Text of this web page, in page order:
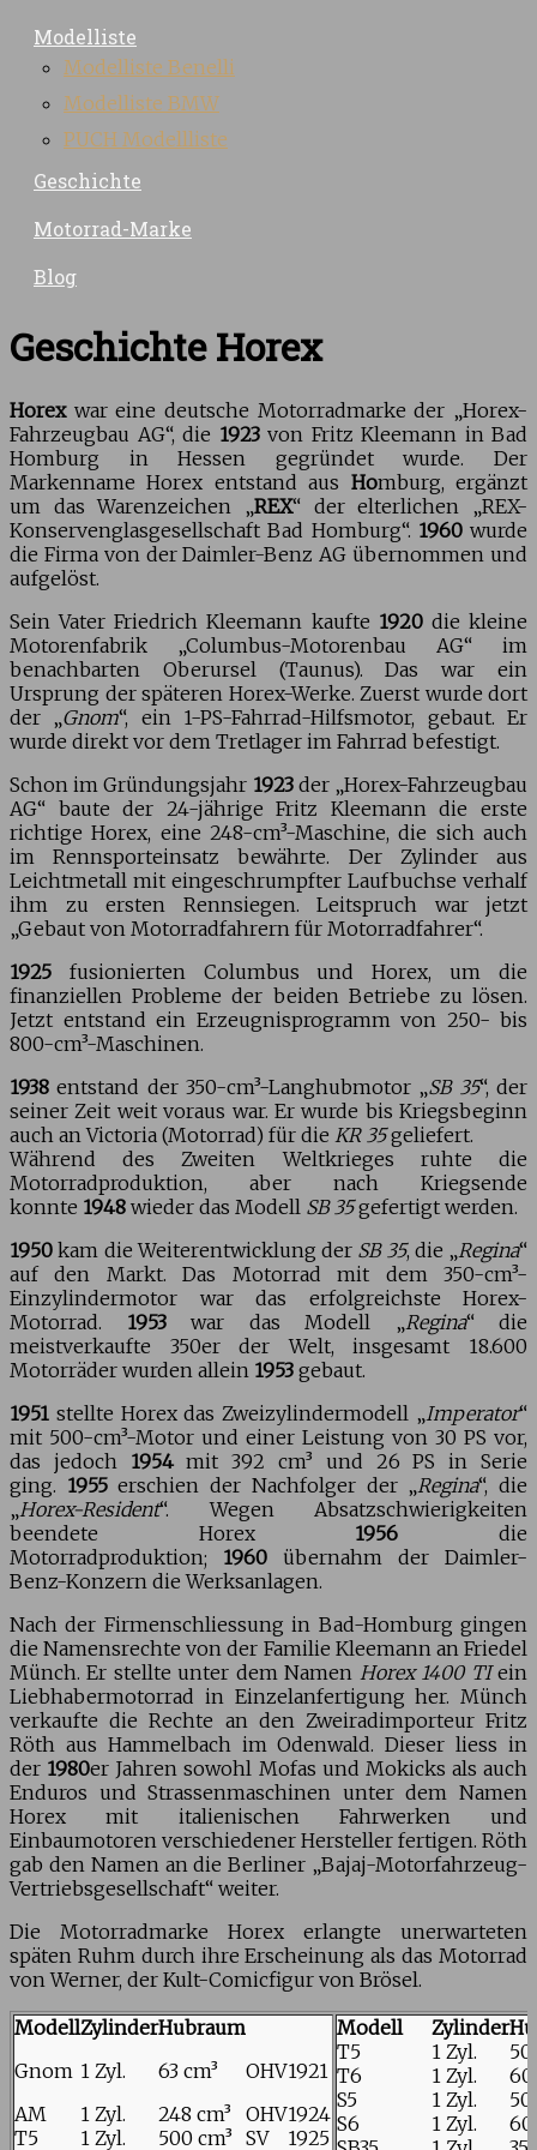
Modelliste
Modelliste Benelli
Modelliste BMW
PUCH Modellliste
Geschichte
Motorrad-Marke
Blog
Geschichte Horex
Horexwar eine deutsche Motorradmarke der „Horex-
Fahrzeugbau AG“, die 1923von Fritz Kleemann in Bad
Homburg in Hessen gegründet wurde. Der
Markenname Horex entstand aus Homburg, ergänzt
um das Warenzeichen „REX“ der elterlichen „REX-
Konservenglasgesellschaft Bad Homburg“. 1960wurde
die Firma von der Daimler-Benz AG übernommen und
aufgelöst.
Sein Vater Friedrich Kleemann kaufte 1920die kleine
Motorenfabrik „Columbus-Motorenbau AG“ im
benachbarten Oberursel (Taunus). Das war ein
Ursprung der späteren Horex-Werke. Zuerst wurde dort
der „Gnom“, ein 1-PS-Fahrrad-Hilfsmotor, gebaut. Er
wurde direkt vor dem Tretlager im Fahrrad befestigt.
Schon im Gründungsjahr 1923der „Horex-Fahrzeugbau
AG“ baute der 24-jährige Fritz Kleemann die erste
richtige Horex, eine 248-cm³-Maschine, die sich auch
im Rennsporteinsatz bewährte. Der Zylinder aus
Leichtmetall mit eingeschrumpfter Laufbuchse verhalf
ihm zu ersten Rennsiegen. Leitspruch war jetzt
„Gebaut von Motorradfahrern für Motorradfahrer“.
1925 fusionierten Columbus und Horex, um die
finanziellen Probleme der beiden Betriebe zu lösen.
Jetzt entstand ein Erzeugnisprogramm von 250- bis
800-cm³-Maschinen.
1938 entstand der 350-cm³-Langhubmotor „SB 35“, der
seiner Zeit weit voraus war. Er wurde bis Kriegsbeginn
auch an Victoria (Motorrad) für die KR 35geliefert.
Während des Zweiten Weltkrieges ruhte die
Motorradproduktion, aber nach Kriegsende
konnte 1948 wieder das Modell SB 35gefertigt werden.
1950 kam die Weiterentwicklung der SB 35, die „Regina“
auf den Markt. Das Motorrad mit dem 350-cm³-
Einzylindermotor war das erfolgreichste Horex-
Motorrad. 1953war das Modell „Regina“ die
meistverkaufte 350er der Welt, insgesamt 18.600
Motorräder wurden allein 1953 gebaut.
1951 stellte Horex das Zweizylindermodell „Imperator“
mit 500-cm³-Motor und einer Leistung von 30 PS vor,
das jedoch 1954mit 392 cm³ und 26 PS in Serie
ging. 1955erschien der Nachfolger der „Regina“, die
„Horex-Resident“. Wegen Absatzschwierigkeiten
beendete Horex 1956 die
Motorradproduktion; 1960 übernahm der Daimler-
Benz-Konzern die Werksanlagen.
Nach der Firmenschliessung in Bad-Homburg gingen
die Namensrechte von der Familie Kleemann an Friedel
Münch. Er stellte unter dem Namen Horex 1400 TIein
Liebhabermotorrad in Einzelanfertigung her. Münch
verkaufte die Rechte an den Zweiradimporteur Fritz
Röth aus Hammelbach im Odenwald. Dieser liess in
der 1980er Jahren sowohl Mofas und Mokicks als auch
Enduros und Strassenmaschinen unter dem Namen
Horex mit italienischen Fahrwerken und
Einbaumotoren verschiedener Hersteller fertigen. Röth
gab den Namen an die Berliner „Bajaj-Motorfahrzeug-
Vertriebsgesellschaft“ weiter.
Die Motorradmarke Horex erlangte unerwarteten
späten Ruhm durch ihre Erscheinung als das Motorrad
von Werner, der Kult-Comicfigur von Brösel.
ModellZylinderHubraum
Gnom 1 Zyl. 63 cm³ OHV1921
AM
1 Zyl. 248 cm³ OHV1924
T5
1 Zyl. 500 cm³ SV
1925
Modell Zylinder
T5
1 Zyl.
T6
1 Zyl.
S5
1 Zyl.
S6
1 Zyl.